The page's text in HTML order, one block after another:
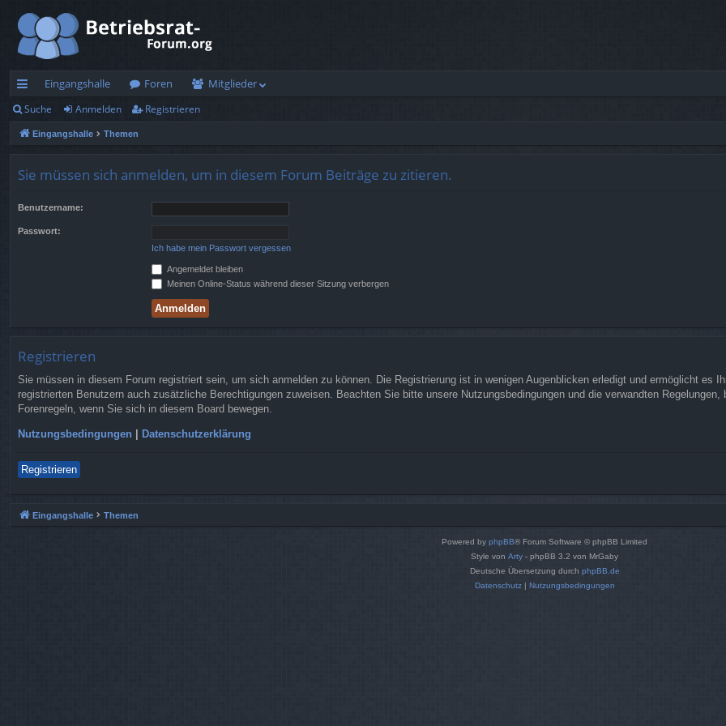
ch
ne
Eingangshalle Foren
Mitglieder
Suche Anmelden Registrieren
Eingangshalle Themen
Sie müssen sich anmelden, um in diesem Forum Beiträge zu zitieren.
Benutzername:
Passwort:
Ich habe mein Passwort vergessen
Angemeldet bleiben
Meinen Online-Status während dieser Sitzung verbergen
Registrieren
Sie müssen in diesem Forum registriert sein, um sich anmelden zu können. Die Registrierung ist in wenigen Augenblicken erledigt und ermöglicht es
registrierten Benutzern auch zusätzliche Berechtigungen zuweisen. Beachten Sie bitte unsere Nutzungsbedingungen und die verwandten
Forenregeln, wenn Sie sich in diesem Board bewegen.
Nutzungsbedingungen | Datenschutzerklärung
Registrieren
Eingangshalle Themen
Powered by phpBB® Forum Software © phpBB Limited
Style von Arty - phpBB 3.2 von MrGaby
Deutsche Übersetzung durch phpBB.de
Datenschutz| Nutzungsbedingungen